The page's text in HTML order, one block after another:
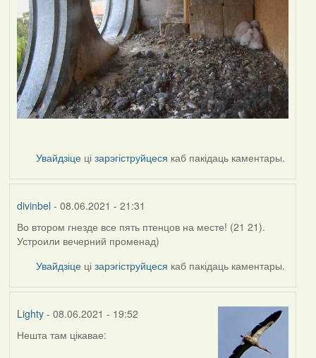
Увайдзіце цізарэгіструйцеся каб пакідаць каментары.
divinbel - 08.06.2021 - 21:31
Во втором гнезде все пять птенцов на месте! (21 21).
Устроили вечерний променад)
Увайдзіце цізарэгіструйцеся каб пакідаць каментары.
Lighty- 08.06.2021 - 19:52
Нешта там цікавае: